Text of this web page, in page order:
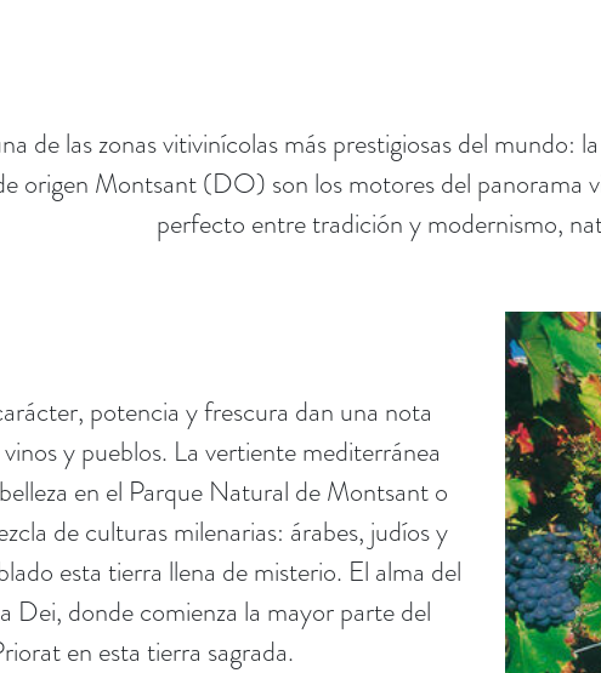
de las zonas vitivinícolas más prestigiosas del
origen Montsant (DO) son los motores del panorama
perfecto entre tradición y modernismo,
potencia y frescura dan una nota
y pueblos. La vertiente mediterránea
en el Parque Natural de Montsant o
de culturas milenarias: árabes, judíos y
esta tierra llena de misterio. El alma del
Dei, donde comienza la mayor parte del
en esta tierra sagrada.